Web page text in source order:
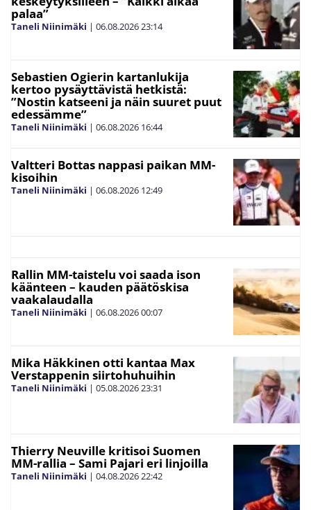
palaa”
Taneli Niinimäki | 06.08.202623:14
Sebastien Ogierin kartanlukija
kertoo pysäyttävistä hetkistä:
”Nostin katseeni ja näin suuret puut
edessämme”
Taneli Niinimäki | 06.08.2026 16:44
Valtteri Bottas nappasi paikan MM-
kisoihin
Taneli Niinimäki | 06.08.2026 12:49
Rallin MM-taistelu voi saada ison
käänteen – kauden päätöskisa
vaakalaudalla
Taneli Niinimäki | 06.08.202600:07
Mika Häkkinen otti kantaa Max
Verstappenin siirtohuhuihin
Taneli Niinimäki | 05.08.202623:31
Thierry Neuville kritisoi Suomen
MM-rallia – Sami Pajari eri linjoilla
Taneli Niinimäki | 04.08.202622:42